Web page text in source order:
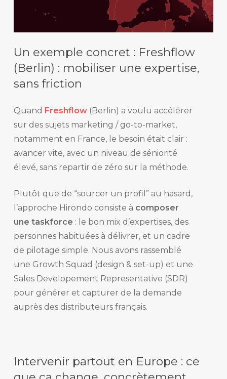
Un exemple concret : Freshflow
(Berlin) : mobiliser une expertise,
sans friction
Quand Freshflow(Berlin) a voulu accélérer
sur des sujets marketing / go-to-market,
notamment en France, le besoin était clair :
avancer vite, avec un niveau de séniorité
élevé, sans repartir de zéro sur la méthode.
Plutôt que de “sourcer un profil” au hasard,
l’approche Hirondo consiste à composer
une taskforce : le bon mix d’expertises, des
personnes habituées à délivrer, et un cadre
de pilotage simple. Nous avons rassemblé
une Growth Squad (design & set-up) et une
Sales Developement Representative (SDR)
pour générer et capturer de la demande
auprès des distributeurs français.
Intervenir partout en Europe : ce